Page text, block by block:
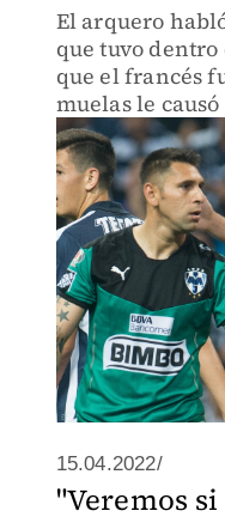
El arquero
que tuvo
que el francés
muelas le causó
15.04.2022/
"Veremos